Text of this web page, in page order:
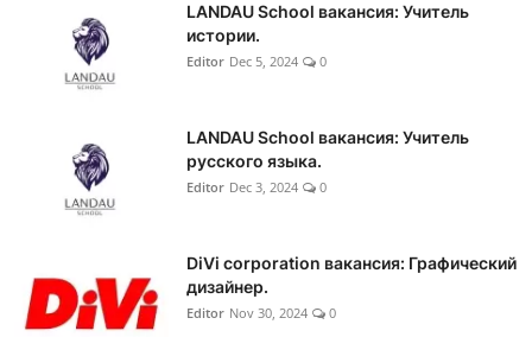
LANDAU School вакансия: Учитель
истории.
Editor Dec 5, 2024 0
LANDAU School вакансия: Учитель
русского языка.
Editor Dec 3, 2024 0
DiVi corporation вакансия: Графический
дизайнер.
Editor Nov 30, 2024 0